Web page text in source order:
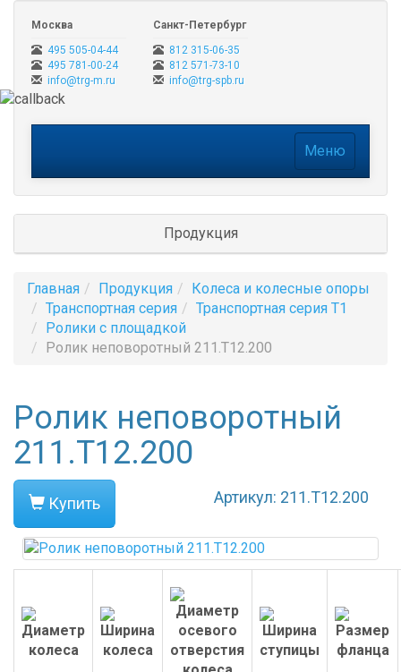
Москва
495 505-04-44
495 781-00-24
info@trg-m.ru
Санкт-Петербург
812 315-06-35
812 571-73-10
info@trg-spb.ru
Меню
Продукция
Главная Продукция
Колеса и колесные опоры
Транспортная серия
Транспортная серия Т1
Ролики с площадкой
Ролик неповоротный 211.T12.200
Ролик неповоротный
211.T12.200
Купить Артикул: 211.T12.200